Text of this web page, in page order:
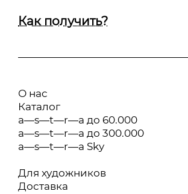
Как получить?
О нас
Каталог
a—s—t—r—a до 60.000
a—s—t—r—a до 300.000
a—s—t—r—a Sky
Для художников
Доставка